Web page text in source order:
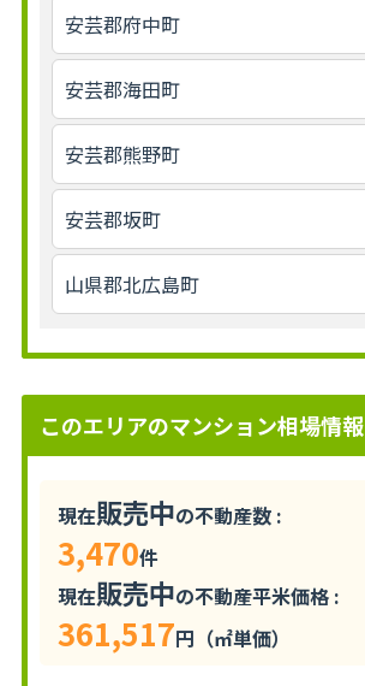
安芸郡府中町
安芸郡海田町
安芸郡熊野町
安芸郡坂町
山県郡北広島町
このエリアのマンション相場情報
現在販売中の不動産数 :
3,470件
現在販売中の不動産平米価格 :
361,517円（㎡単価）